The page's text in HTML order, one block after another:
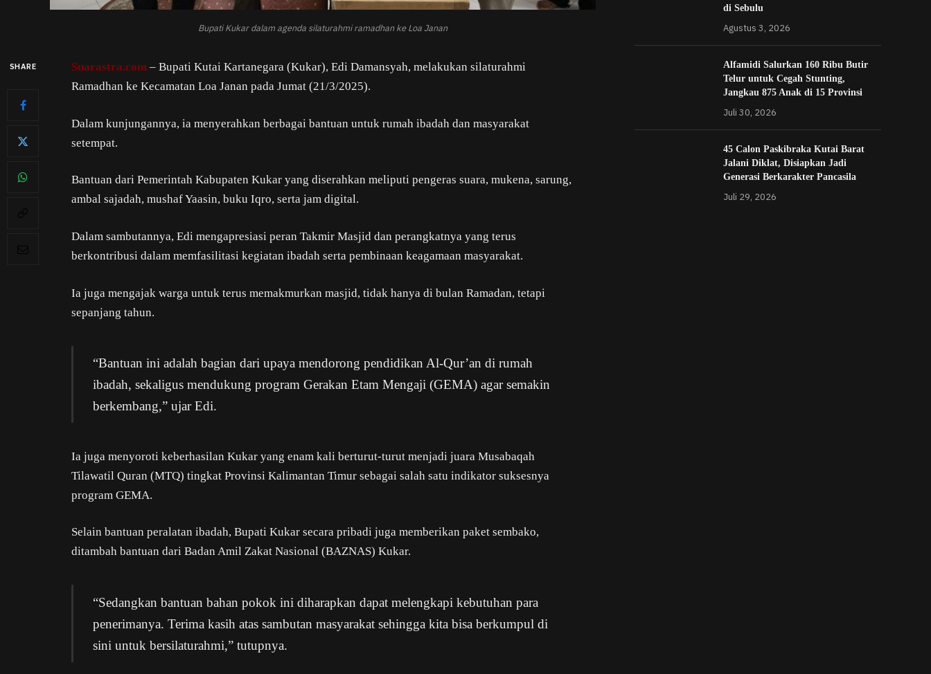
Bupati Kukar dalam agenda silaturahmi ramadhan ke Loa Janan
SHARE Suarastra.com – Bupati Kutai Kartanegara (Kukar), Edi Damansyah, melakukan silaturahmi
Ramadhan ke Kecamatan Loa Janan pada Jumat (21/3/2025).
Dalam kunjungannya, ia menyerahkan berbagai bantuan untuk rumah ibadah dan masyarakat
setempat.
Bantuan dari Pemerintah Kabupaten Kukar yang diserahkan meliputi pengeras suara, mukena, sarung,
ambal sajadah, mushaf Yaasin, buku Iqro, serta jam digital.
Dalam sambutannya, Edi mengapresiasi peran Takmir Masjid dan perangkatnya yang terus
berkontribusi dalam memfasilitasi kegiatan ibadah serta pembinaan keagamaan masyarakat.
Ia juga mengajak warga untuk terus memakmurkan masjid, tidak hanya di bulan Ramadan, tetapi
sepanjang tahun.
“Bantuan ini adalah bagian dari upaya mendorong pendidikan Al-Qur’an di rumah
ibadah, sekaligus mendukung program Gerakan Etam Mengaji (GEMA) agar semakin
berkembang,” ujar Edi.
Ia juga menyoroti keberhasilan Kukar yang enam kali berturut-turut menjadi juara Musabaqah
Tilawatil Quran (MTQ) tingkat Provinsi Kalimantan Timur sebagai salah satu indikator suksesnya
program GEMA.
Selain bantuan peralatan ibadah, Bupati Kukar secara pribadi juga memberikan paket sembako,
ditambah bantuan dari Badan Amil Zakat Nasional (BAZNAS) Kukar.
“Sedangkan bantuan bahan pokok ini diharapkan dapat melengkapi kebutuhan para
penerimanya. Terima kasih atas sambutan masyarakat sehingga kita bisa berkumpul di
sini untuk bersilaturahmi,” tutupnya.
di Sebulu
Agustus 3, 2026
Alfamidi Salurkan 160 Ribu Butir
Telur untuk Cegah Stunting,
Jangkau 875 Anak di 15 Provinsi
Juli 30, 2026
45 Calon Paskibraka Kutai Barat
Jalani Diklat, Disiapkan Jadi
Generasi Berkarakter Pancasila
Juli 29, 2026